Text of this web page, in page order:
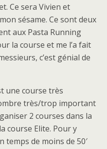
Ce sera Vivien et
sésame. Ce sont deux
aux Pasta Running
la course et me l’a fait
c’est génial de
une course très
très/trop important
2 courses dans la
course Elite. Pour y
temps de moins de 50′